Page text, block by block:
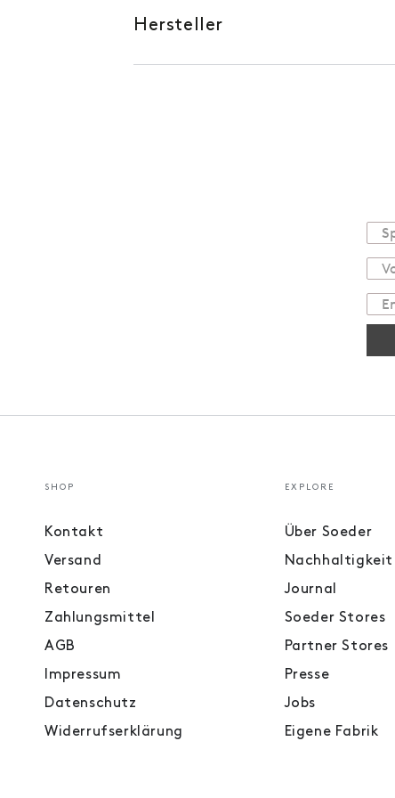
Hersteller
SHOP
Kontakt
Versand
Retouren
Zahlungsmittel
AGB
Impressum
Datenschutz
Widerrufserklärung
EXPLORE
Über Soeder
Nachhaltigkeit
Journal
Soeder Stores
Partner Stores
Presse
Jobs
Eigene Fabrik